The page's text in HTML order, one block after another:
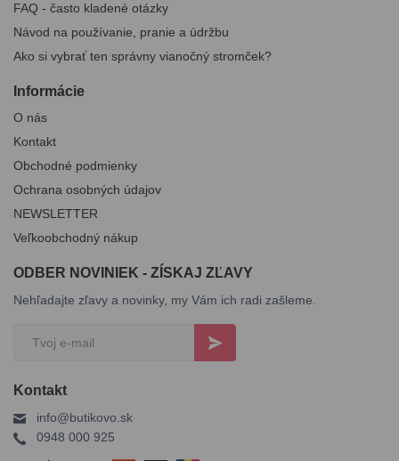
FAQ - často kladené otázky
Návod na používanie, pranie a údržbu
Ako si vybrať ten správny vianočný stromček?
Informácie
O nás
Kontakt
Obchodné podmienky
Ochrana osobných údajov
NEWSLETTER
Veľkoobchodný nákup
ODBER NOVINIEK - ZÍSKAJ ZĽAVY
Nehľadajte zľavy a novinky, my Vám ich radi zašleme.
Kontakt
info@butikovo.sk
0948 000 925